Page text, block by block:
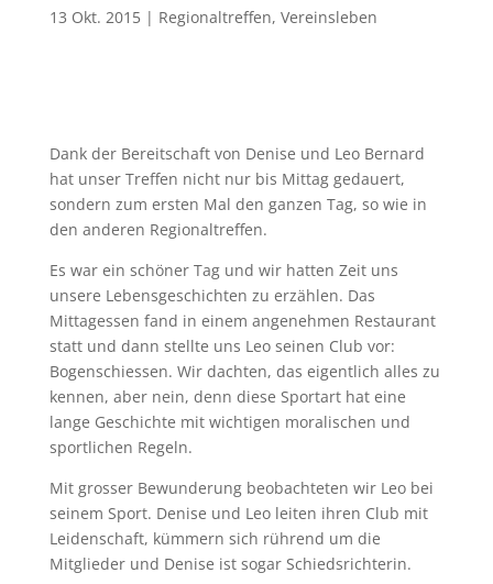
13 Okt. 2015| Regionaltreffen, Vereinsleben
Dank der Bereitschaft von Denise und Leo Bernard
hat unser Treffen nicht nur bis Mittag gedauert,
sondern zum ersten Mal den ganzen Tag, so wie in
den anderen Regionaltreffen.
Es war ein schöner Tag und wir hatten Zeit uns
unsere Lebensgeschichten zu erzählen. Das
Mittagessen fand in einem angenehmen Restaurant
statt und dann stellte uns Leo seinen Club vor:
Bogenschiessen. Wir dachten, das eigentlich alles zu
kennen, aber nein, denn diese Sportart hat eine
lange Geschichte mit wichtigen moralischen und
sportlichen Regeln.
Mit grosser Bewunderung beobachteten wir Leo bei
seinem Sport. Denise und Leo leiten ihren Club mit
Leidenschaft, kümmern sich rührend um die
Mitglieder und Denise ist sogar Schiedsrichterin.